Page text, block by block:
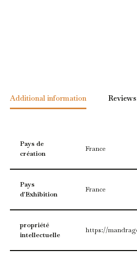
Additional information
Pays de
création
France
Pays
d'Exhibition
France
propriété
intellectuelle
https://